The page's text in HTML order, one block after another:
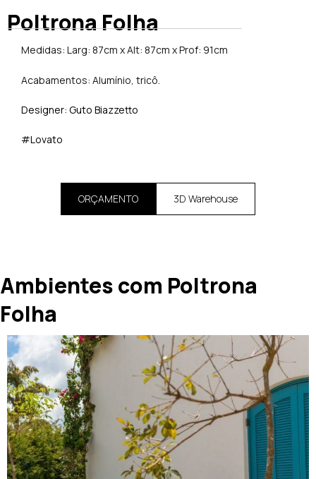
Poltrona Folha
Medidas: Larg: 87cm x Alt: 87cm x Prof: 91cm
Acabamentos: Alumínio, tricô.
Designer: Guto Biazzetto
#Lovato
ORÇAMENTO 3D Warehouse
Ambientes com Poltrona
Folha